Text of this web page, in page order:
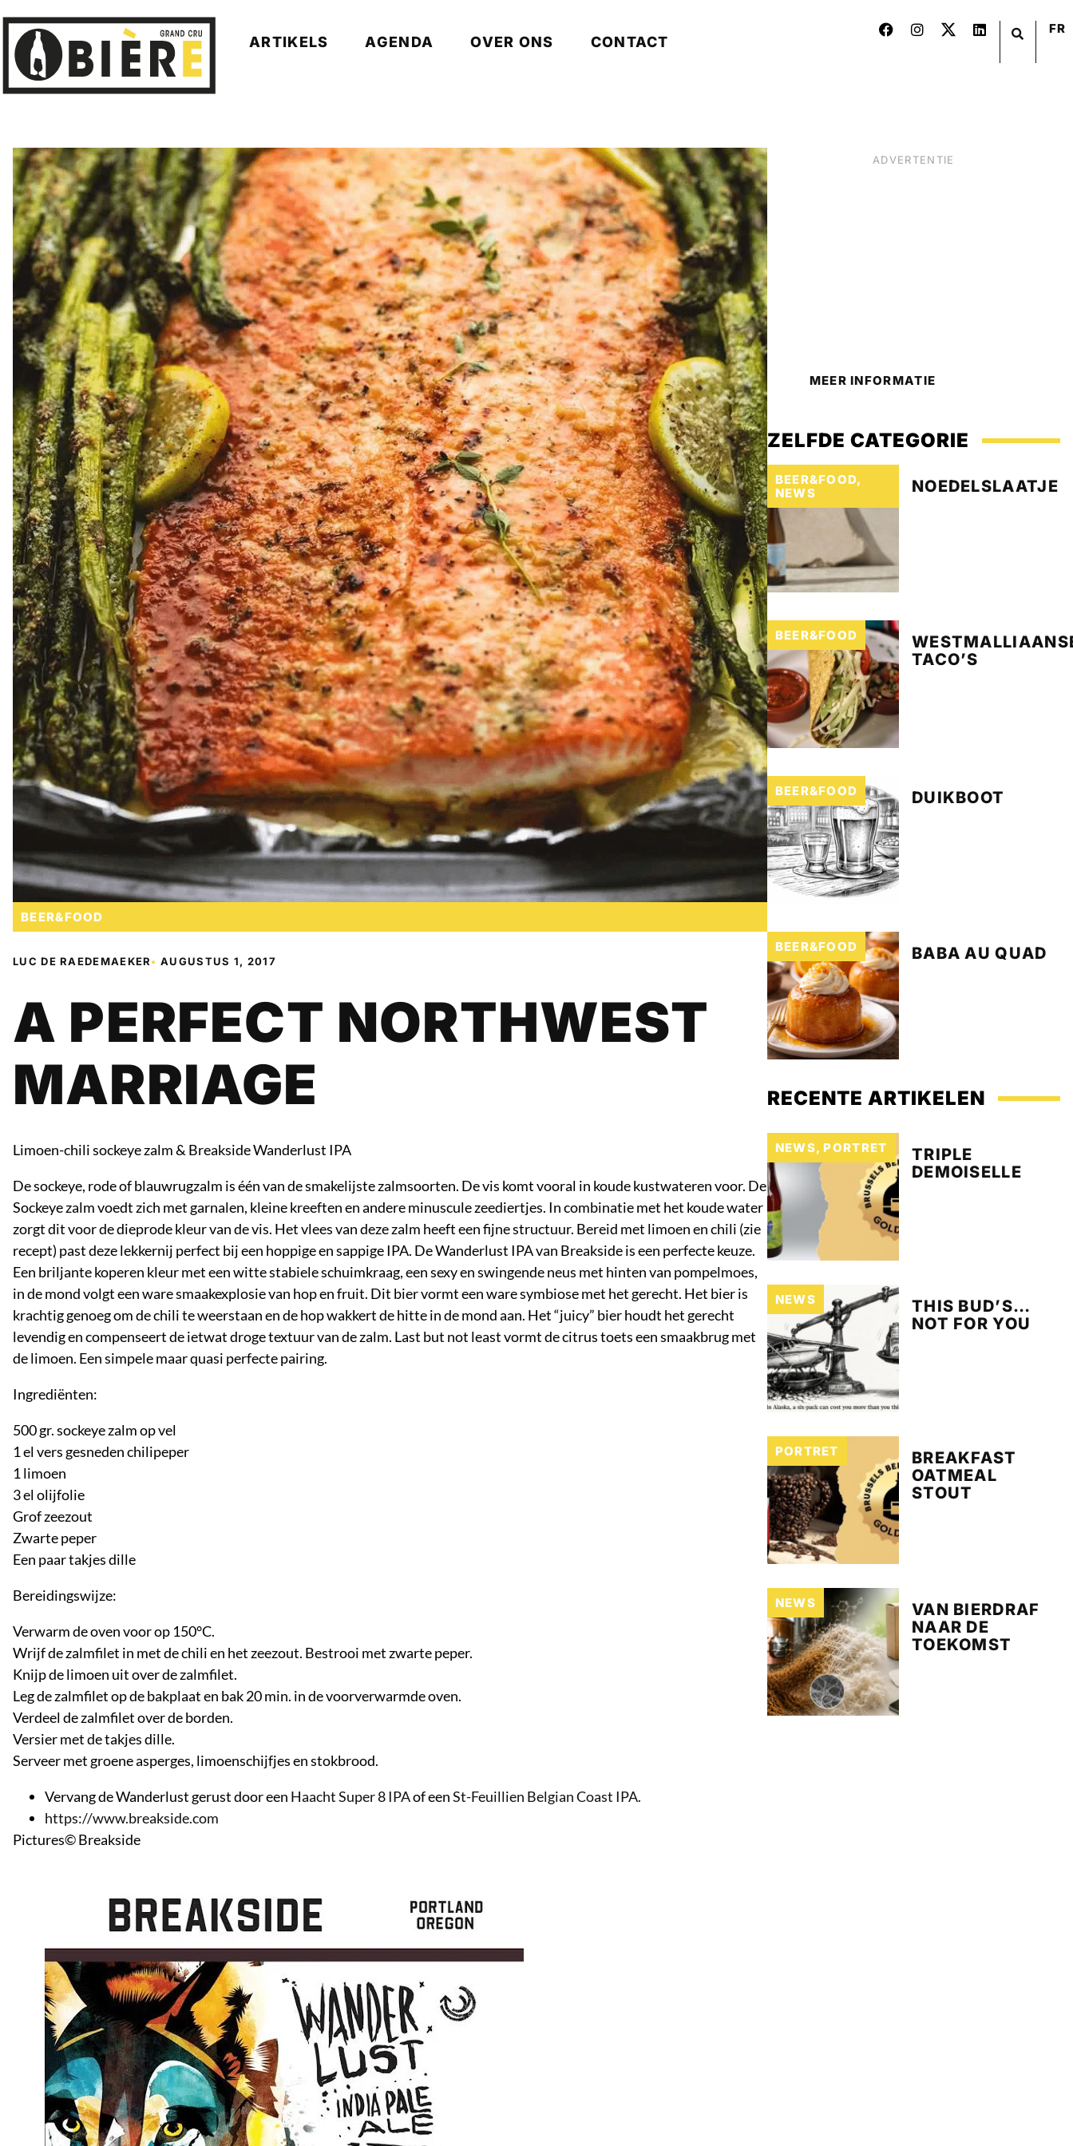
ARTIKELS AGENDA OVER ONS CONTACT
FR
BEER&FOOD
LUC DE RAEDEMAEKER•AUGUSTUS 1, 2017
A PERFECT NORTHWEST
MARRIAGE
Limoen-chili sockeye zalm & Breakside Wanderlust IPA
De sockeye, rode of blauwrugzalm is één van de smakelijste zalmsoorten. De vis komt vooral in koude kustwateren voor. De
Sockeye zalm voedt zich met garnalen, kleine kreeften en andere minuscule zeediertjes. In combinatie met het koude water
zorgt dit voor de dieprode kleur van de vis. Het vlees van deze zalm heeft een fijne structuur. Bereid met limoen en chili (zie
recept) past deze lekkernij perfect bij een hoppige en sappige IPA. De Wanderlust IPA van Breakside is een perfecte keuze.
Een briljante koperen kleur met een witte stabiele schuimkraag, een sexy en swingende neus met hinten van pompelmoes,
in de mond volgt een ware smaakexplosie van hop en fruit. Dit bier vormt een ware symbiose met het gerecht. Het bier is
krachtig genoeg om de chili te weerstaan en de hop wakkert de hitte in de mond aan. Het “juicy” bier houdt het gerecht
levendig en compenseert de ietwat droge textuur van de zalm. Last but not least vormt de citrus toets een smaakbrug met
de limoen. Een simpele maar quasi perfecte pairing.
Ingrediënten:
500 gr. sockeye zalm op vel
1 el vers gesneden chilipeper
1 limoen
3 el olijfolie
Grof zeezout
Zwarte peper
Een paar takjes dille
Bereidingswijze:
Verwarm de oven voor op 150°C.
Wrijf de zalmfilet in met de chili en het zeezout. Bestrooi met zwarte peper.
Knijp de limoen uit over de zalmfilet.
Leg de zalmfilet op de bakplaat en bak 20 min. in de voorverwarmde oven.
Verdeel de zalmfilet over de borden.
Versier met de takjes dille.
Serveer met groene asperges, limoenschijfjes en stokbrood.
Vervang de Wanderlust gerust door een Haacht Super 8 IPAof eenSt-Feuillien Belgian Coast IPA.
https://www.breakside.com
Pictures© Breakside
ADVERTENTIE
MEER INFORMATIE
ZELFDE CATEGORIE
BEER&FOOD,
NEWS
NOEDELSLAATJE
BEER&FOOD
TACO’S
BEER&FOOD DUIKBOOT
BEER&FOOD BABA AU QUAD
RECENTE ARTIKELEN
NEWS,PORTRET
TRIPLE
DEMOISELLE
NEWS
THIS BUD’S…
NOT FOR YOU
PORTRET
BREAKFAST
OATMEAL
STOUT
NEWS
VAN BIERDRAF
NAAR DE
TOEKOMST